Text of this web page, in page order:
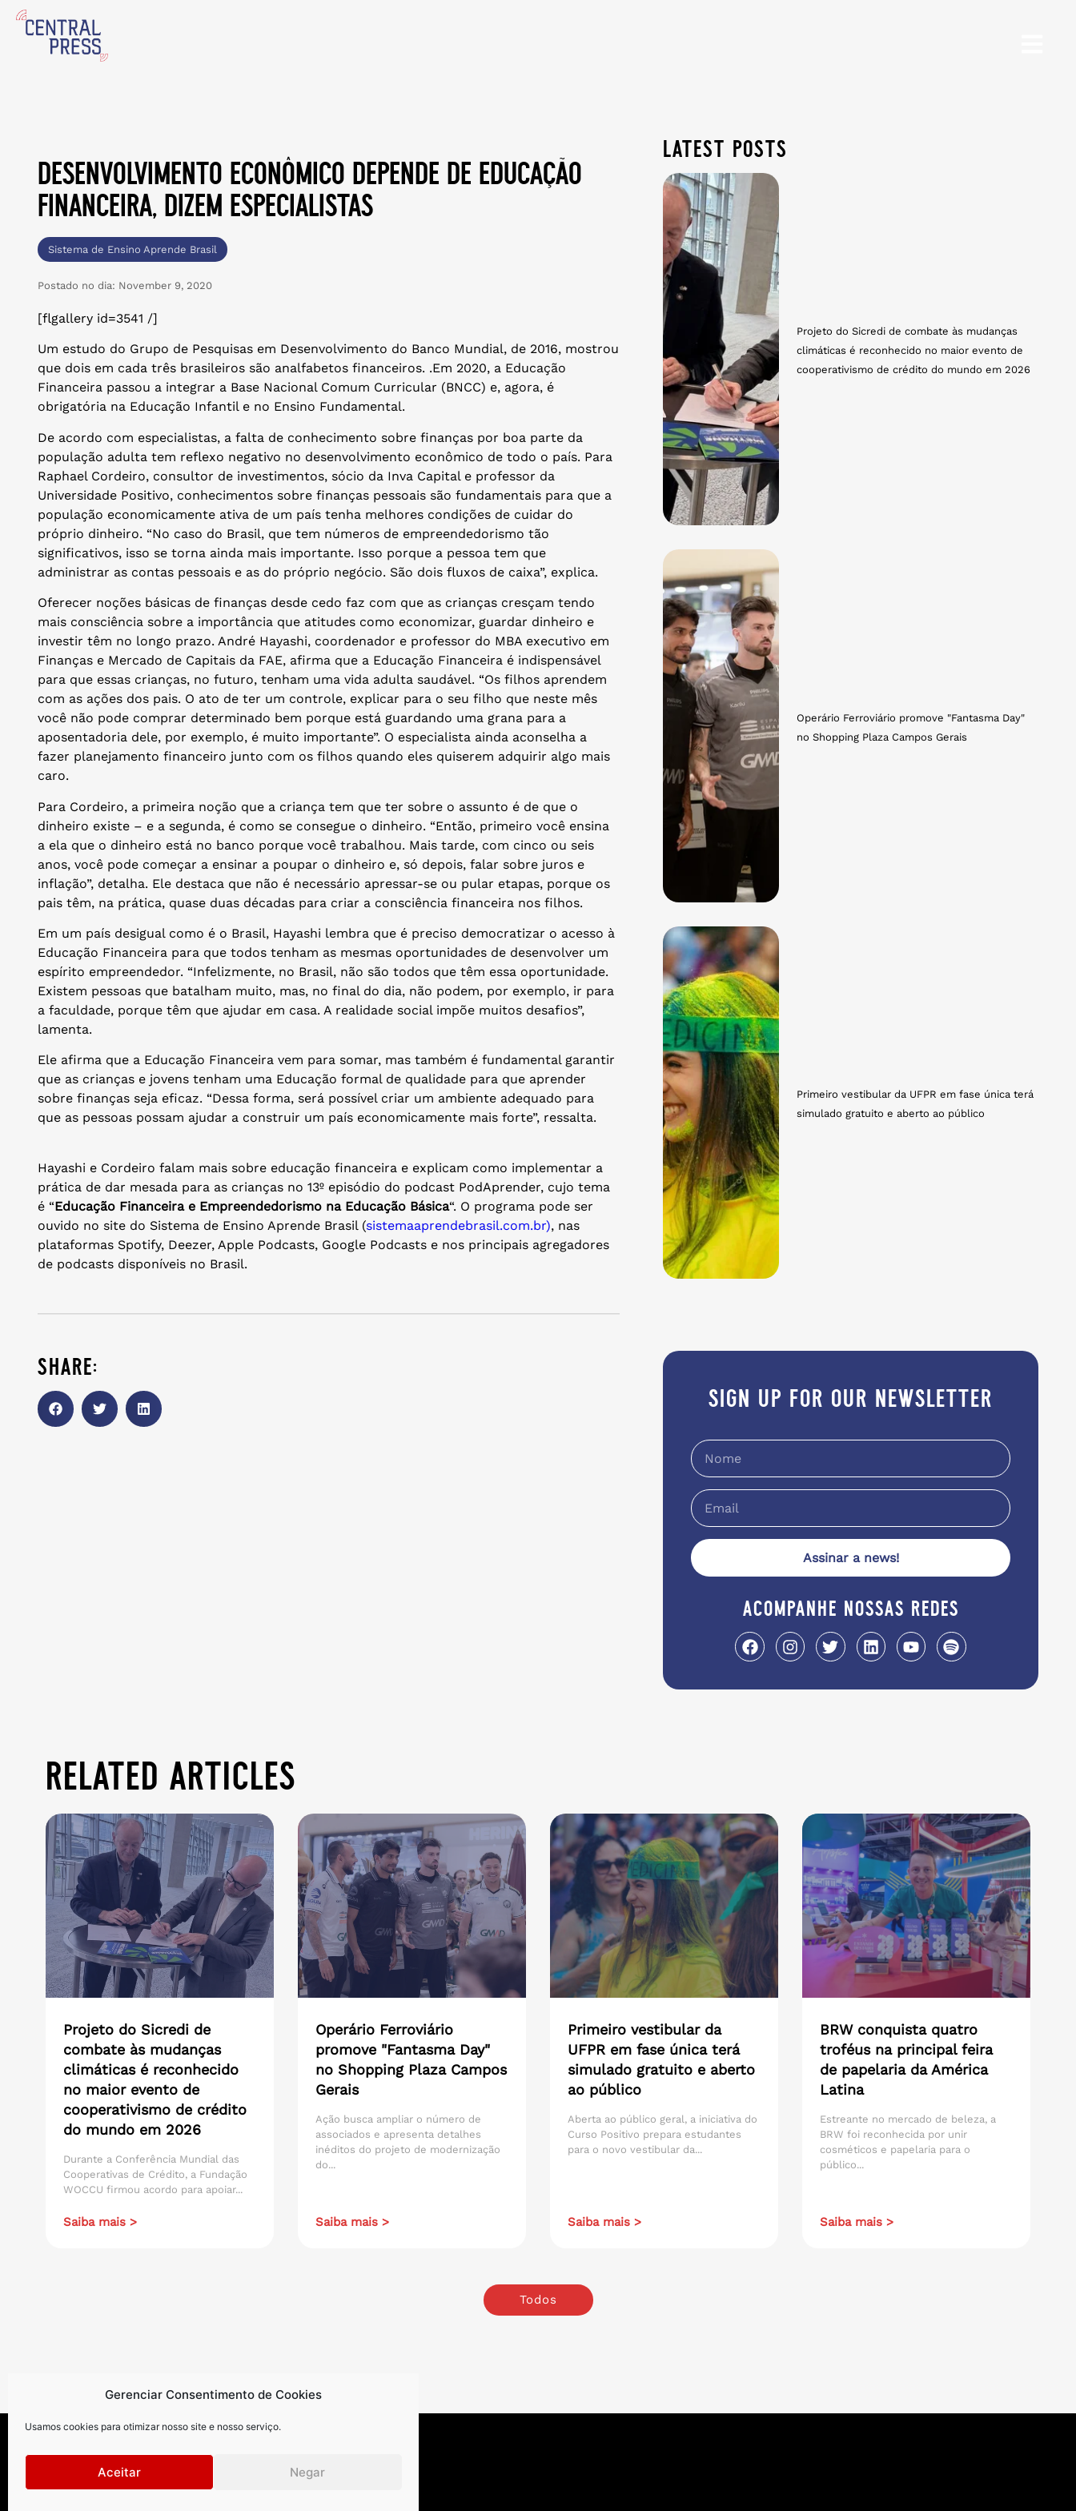
Gerenciar Consentimento de Cookies
Usamos cookies para otimizar nosso site e nosso serviço.
Aceitar Negar
desenvolvimento econômico depende de educação
financeira, dizem especialistas
Sistema de Ensino Aprende Brasil
Postado no dia: November 9, 2020
[flgallery id=3541 /]
Um estudo do Grupo de Pesquisas em Desenvolvimento do Banco Mundial, de 2016, mostrou
que dois em cada três brasileiros são analfabetos financeiros. .Em 2020, a Educação
Financeira passou a integrar a Base Nacional Comum Curricular (BNCC) e, agora, é
obrigatória na Educação Infantil e no Ensino Fundamental.
De acordo com especialistas, a falta de conhecimento sobre finanças por boa parte da
população adulta tem reflexo negativo no desenvolvimento econômico de todo o país. Para
Raphael Cordeiro, consultor de investimentos, sócio da Inva Capital e professor da
Universidade Positivo, conhecimentos sobre finanças pessoais são fundamentais para que a
população economicamente ativa de um país tenha melhores condições de cuidar do
próprio dinheiro. “No caso do Brasil, que tem números de empreendedorismo tão
significativos, isso se torna ainda mais importante. Isso porque a pessoa tem que
administrar as contas pessoais e as do próprio negócio. São dois fluxos de caixa”, explica.
Oferecer noções básicas de finanças desde cedo faz com que as crianças cresçam tendo
mais consciência sobre a importância que atitudes como economizar, guardar dinheiro e
investir têm no longo prazo. André Hayashi, coordenador e professor do MBA executivo em
Finanças e Mercado de Capitais da FAE, afirma que a Educação Financeira é indispensável
para que essas crianças, no futuro, tenham uma vida adulta saudável. “Os filhos aprendem
com as ações dos pais. O ato de ter um controle, explicar para o seu filho que neste mês
você não pode comprar determinado bem porque está guardando uma grana para a
aposentadoria dele, por exemplo, é muito importante”. O especialista ainda aconselha a
fazer planejamento financeiro junto com os filhos quando eles quiserem adquirir algo mais
caro.
Para Cordeiro, a primeira noção que a criança tem que ter sobre o assunto é de que o
dinheiro existe – e a segunda, é como se consegue o dinheiro. “Então, primeiro você ensina
a ela que o dinheiro está no banco porque você trabalhou. Mais tarde, com cinco ou seis
anos, você pode começar a ensinar a poupar o dinheiro e, só depois, falar sobre juros e
inflação”, detalha. Ele destaca que não é necessário apressar-se ou pular etapas, porque os
pais têm, na prática, quase duas décadas para criar a consciência financeira nos filhos.
Em um país desigual como é o Brasil, Hayashi lembra que é preciso democratizar o acesso à
Educação Financeira para que todos tenham as mesmas oportunidades de desenvolver um
espírito empreendedor. “Infelizmente, no Brasil, não são todos que têm essa oportunidade.
Existem pessoas que batalham muito, mas, no final do dia, não podem, por exemplo, ir para
a faculdade, porque têm que ajudar em casa. A realidade social impõe muitos desafios”,
lamenta.
Ele afirma que a Educação Financeira vem para somar, mas também é fundamental garantir
que as crianças e jovens tenham uma Educação formal de qualidade para que aprender
sobre finanças seja eficaz. “Dessa forma, será possível criar um ambiente adequado para
que as pessoas possam ajudar a construir um país economicamente mais forte”, ressalta.
Hayashi e Cordeiro falam mais sobre educação financeira e explicam como implementar a
prática de dar mesada para as crianças no 13º episódio do podcast PodAprender, cujo tema
é “Educação Financeira e Empreendedorismo na Educação Básica“. O programa pode ser
ouvido no site do Sistema de Ensino Aprende Brasil (sistemaaprendebrasil.com.br), nas
plataformas Spotify, Deezer, Apple Podcasts, Google Podcasts e nos principais agregadores
de podcasts disponíveis no Brasil.
share:
latest posts
Projeto do Sicredi de combate às mudanças
climáticas é reconhecido no maior evento de
cooperativismo de crédito do mundo em 2026
Operário Ferroviário promove "Fantasma Day"
no Shopping Plaza Campos Gerais
Primeiro vestibular da UFPR em fase única terá
simulado gratuito e aberto ao público
sign up for our newsletter
Assinar a news!
acompanhe nossas redes
related articles
Projeto do Sicredi de
combate às mudanças
climáticas é reconhecido
no maior evento de
cooperativismo de crédito
do mundo em 2026
Durante a Conferência Mundial das
Cooperativas de Crédito, a Fundação
WOCCU firmou acordo para apoiar...
Saiba mais >
Operário Ferroviário
promove "Fantasma Day"
no Shopping Plaza Campos
Gerais
Ação busca ampliar o número de
associados e apresenta detalhes
inéditos do projeto de modernização
do...
Saiba mais >
Primeiro vestibular da
UFPR em fase única terá
simulado gratuito e aberto
ao público
Aberta ao público geral, a iniciativa do
Curso Positivo prepara estudantes
para o novo vestibular da...
Saiba mais >
BRW conquista quatro
troféus na principal feira
de papelaria da América
Latina
Estreante no mercado de beleza, a
BRW foi reconhecida por unir
cosméticos e papelaria para o
público...
Saiba mais >
Todos